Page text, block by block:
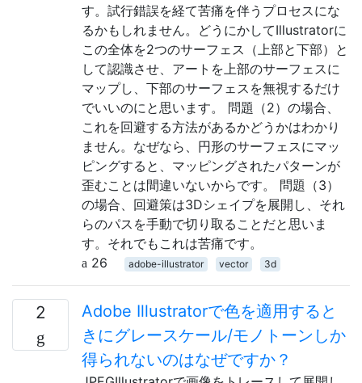
す。試行錯誤を経て苦痛を伴うプロセスにな
るかもしれません。どうにかしてIllustratorに
この全体を2つのサーフェス（上部と下部）と
して認識させ、アートを上部のサーフェスに
マップし、下部のサーフェスを無視するだけ
でいいのにと思います。 問題（2）の場合、
これを回避する方法があるかどうかはわかり
ません。なぜなら、円形のサーフェスにマッ
ピングすると、マッピングされたパターンが
歪むことは間違いないからです。 問題（3）
の場合、回避策は3Dシェイプを展開し、それ
らのパスを手動で切り取ることだと思いま
す。それでもこれは苦痛です。
26
adobe-illustrator vector 3d
2
Adobe Illustratorで色を適用すると
きにグレースケール/モノトーンしか
得られないのはなぜですか？